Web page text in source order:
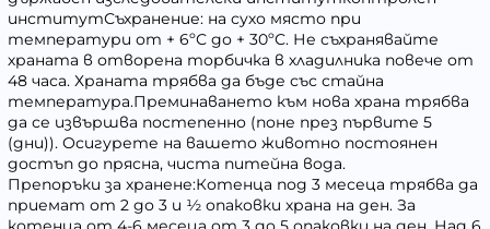
институтСъхранение: на сухо място при
температури от + 6ºС до + 30ºС. Не съхранявайте
храната в отворена торбичка в хладилника повече от
48 часа. Храната трябва да бъде със стайна
температура.Преминаването към нова храна трябва
да се извършва постепенно (поне през първите 5
(дни)). Осигурете на вашето животно постоянен
достъп до прясна, чиста питейна вода.
Препоръки за хранене:Котенца под 3 месеца трябва да
приемат от 2 до 3 и ½ опаковки храна на ден. За